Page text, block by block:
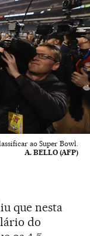
ao Super Bowl.
A. BELLO (AFP)
que nesta
do